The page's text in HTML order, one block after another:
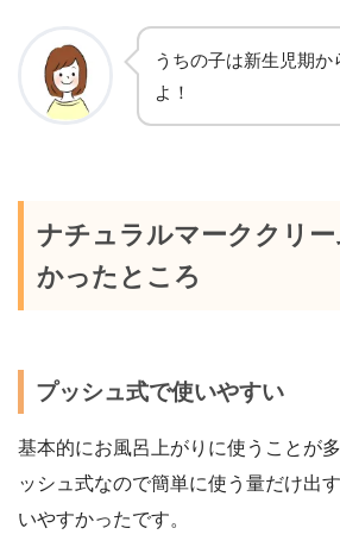
うちの子は新生児期か
よ！
ナチュラルマーククリ
かったところ
プッシュ式で使いやすい
基本的にお風呂上がりに使うことが
ッシュ式なので簡単に使う量だけ出
いやすかったです。